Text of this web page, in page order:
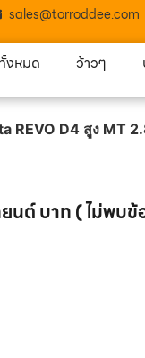
sales@torroddee.com
งหมด ว้าวๆ
REVO D4 สูง MT
นต์ บาท ( ไม่พบ